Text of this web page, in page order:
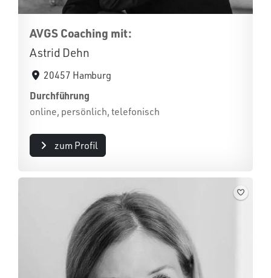
AVGS Coaching mit:
Astrid Dehn
20457 Hamburg
Durchführung
online, persönlich, telefonisch
zum Profil